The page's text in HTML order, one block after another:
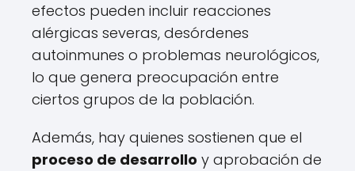
efectos pueden incluir reacciones
alérgicas severas, desórdenes
autoinmunes o problemas neurológicos,
lo que genera preocupación entre
ciertos grupos de la población.
Además, hay quienes sostienen que el
proceso de desarrollo y aprobación de